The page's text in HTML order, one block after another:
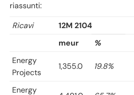
riassunti:
Ricavi
12M 2104
meur
%
Energy
Projects
1,355.0 19.8%
Energy